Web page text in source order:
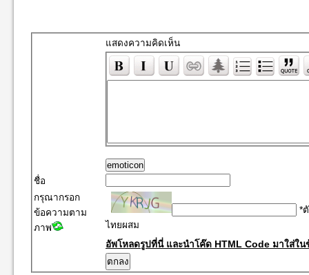
แสดงความคิดเห็น
emoticon
ชื่อ
กรุณากรอก
ข้อความตาม
ภาพ
*
ไทยผสม
อัพโหลดรูปที่นี่ และนำโค๊ด HTML Code มาใส่ใน